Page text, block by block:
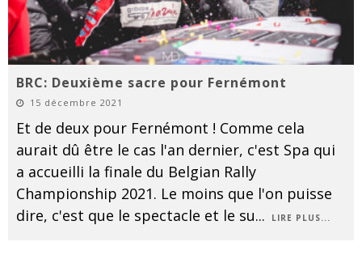
BRC: Deuxième sacre pour Fernémont
15 décembre 2021
Et de deux pour Fernémont ! Comme cela
aurait dû être le cas l'an dernier, c'est Spa qui
a accueilli la finale du Belgian Rally
Championship 2021. Le moins que l'on puisse
dire, c'est que le spectacle et le su... LIRE PLUS...